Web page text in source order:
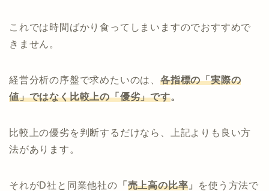
これでは時間ばかり食ってしまいますのでおすすめで
きません。
経営分析の序盤で求めたいのは、 各指標の「実際の
値」ではなく比較上の「優劣」です。
比較上の優劣を判断するだけなら、上記よりも良い方
法があります。
それがD社と同業他社の 「 売上高の比率 」
を使う方法で